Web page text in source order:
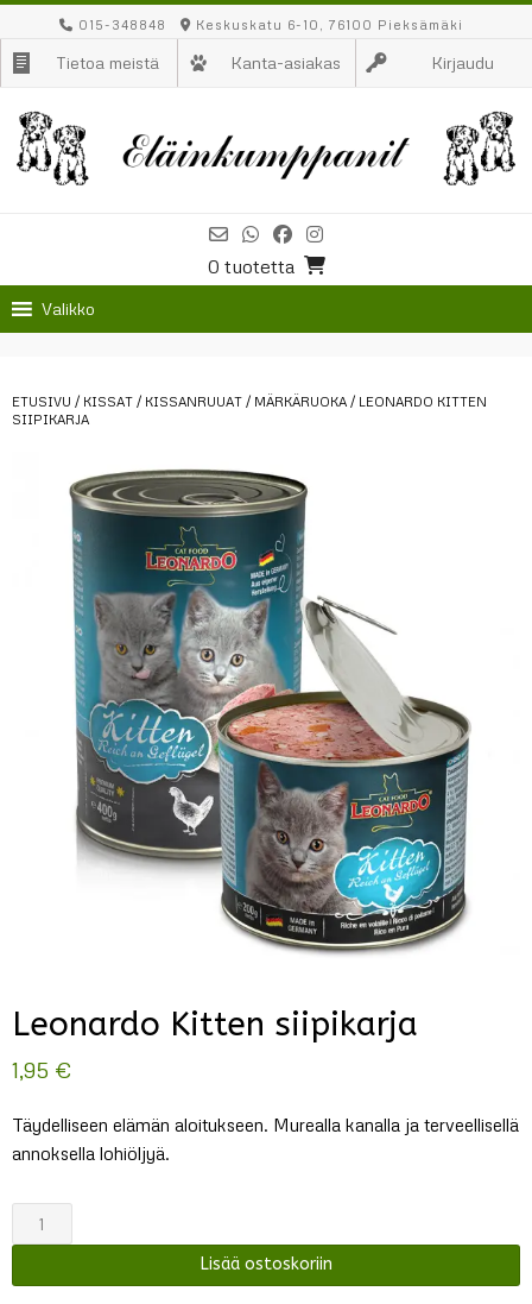
to
content
015-348848 Keskuskatu 6-10, 76100 Pieksämäki
Tietoa meistä Kanta-asiakas Kirjaudu
0 tuotetta
Valikko
ETUSIVU / KISSAT / KISSANRUUAT / MÄRKÄRUOKA / LEONARDO KITTEN
SIIPIKARJA
Leonardo Kitten siipikarja
1,95 €
Täydelliseen elämän aloitukseen. Murealla kanalla ja terveellisellä
annoksella lohiöljyä.
Leonardo
Kitten
Lisää ostoskoriin